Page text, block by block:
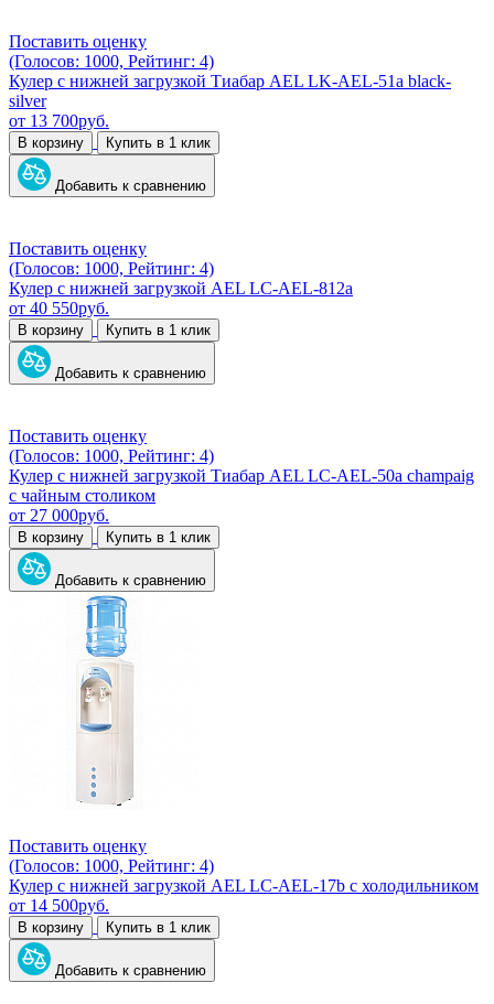
Поставить оценку
(Голосов: 1000, Рейтинг: 4)
Кулер с нижней загрузкой Тиабар AEL LK-AEL-51a black-
silver
от 13 700руб.
В корзину Купить в 1 клик
Добавить к сравнению
Поставить оценку
(Голосов: 1000, Рейтинг: 4)
Кулер с нижней загрузкой AEL LC-AEL-812a
от 40 550руб.
В корзину Купить в 1 клик
Добавить к сравнению
Поставить оценку
(Голосов: 1000, Рейтинг: 4)
Кулер с нижней загрузкой Тиабар AEL LC-AEL-50a champaig
с чайным столиком
от 27 000руб.
В корзину Купить в 1 клик
Добавить к сравнению
Поставить оценку
(Голосов: 1000, Рейтинг: 4)
Кулер с нижней загрузкой AEL LC-AEL-17b с холодильником
от 14 500руб.
В корзину Купить в 1 клик
Добавить к сравнению